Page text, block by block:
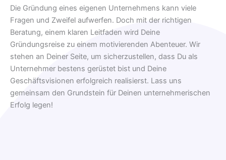
Die Gründung eines eigenen Unternehmens kann viele
Fragen und Zweifel aufwerfen. Doch mit der richtigen
Beratung, einem klaren Leitfaden wird Deine
Gründungsreise zu einem motivierenden Abenteuer. Wir
stehen an Deiner Seite, um sicherzustellen, dass Du als
Unternehmer bestens gerüstet bist und Deine
Geschäftsvisionen erfolgreich realisierst. Lass uns
gemeinsam den Grundstein für Deinen unternehmerischen
Erfolg legen!